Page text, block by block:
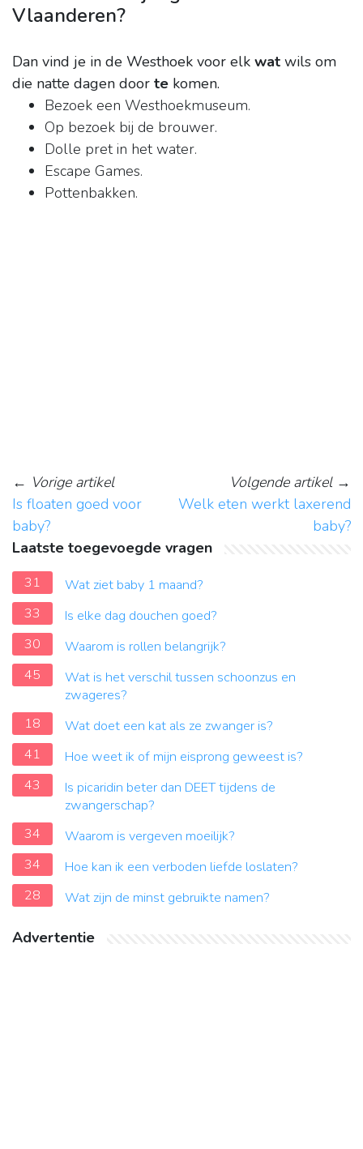
Vlaanderen?
Dan vind je in de Westhoek voor elk wat wils om
die natte dagen door te komen.
Bezoek een Westhoekmuseum.
Op bezoek bij de brouwer.
Dolle pret in het water.
Escape Games.
Pottenbakken.
← Vorige artikel
Is floaten goed voor
baby?
Volgende artikel→
Welk eten werkt laxerend
baby?
Laatste toegevoegde vragen
31
Wat ziet baby 1 maand?
33
Is elke dag douchen goed?
30
Waarom is rollen belangrijk?
45
Wat is het verschil tussen schoonzus en
zwageres?
18
Wat doet een kat als ze zwanger is?
41
Hoe weet ik of mijn eisprong geweest is?
43
Is picaridin beter dan DEET tijdens de
zwangerschap?
34
Waarom is vergeven moeilijk?
34
Hoe kan ik een verboden liefde loslaten?
28
Wat zijn de minst gebruikte namen?
Advertentie